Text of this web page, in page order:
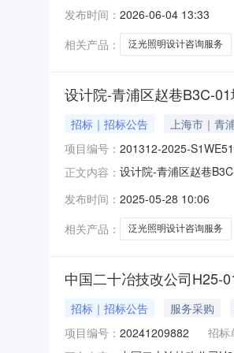
发布时间： 2026-06-04 13:33
相关产品：
泛光照明设计咨询服务
设计院-青浦区赵巷B3C-
招标｜招标公告 上海市｜青
项目编号： 201312-2025-
正文内容： 设计院-青浦区赵巷
公告（工程和服务）
发布时间： 2025-05-28 10:06
相关产品：
泛光照明设计咨询服务
中国二十冶技改公司H25-
招标｜招标公告 服务采购
项目编号： 20241209882 招标